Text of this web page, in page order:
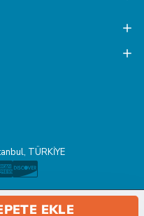
EKLE
TÜRKİYE